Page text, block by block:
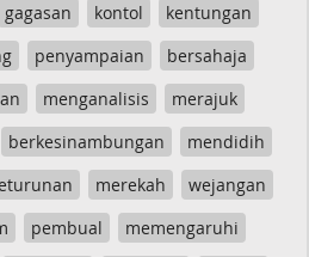
gagasan kontol
kentungan
penyampaian
bersahaja
menganalisis
merajuk
berkesinambungan
mendidih
merekah
wejangan
pembual memengaruhi